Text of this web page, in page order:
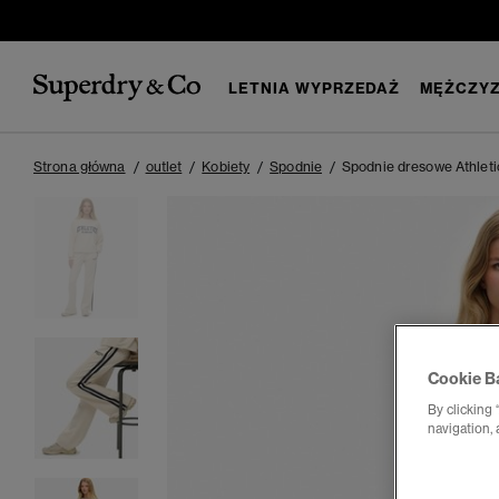
LETNIA WYPRZEDAŻ
Strona główna outlet Kobiety Spodnie Spodnie dresowe
Cookie
By clicking
navigation,